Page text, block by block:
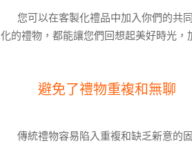
您可以在客製化禮品中加入你們的共
化的禮物，都能讓您們回想起美好時光，
避免了禮物重複和無聊
傳統禮物容易陷入重複和缺乏新意的